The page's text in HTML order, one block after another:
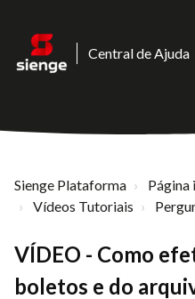
Central de Ajuda
Sienge Plataforma
Página
Vídeos Tutoriais
VÍDEO - Como
boletos e do